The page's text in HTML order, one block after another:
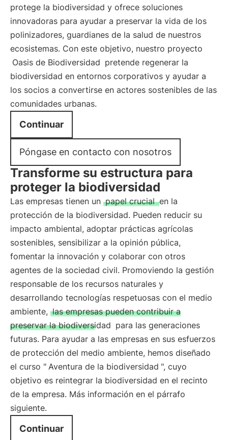
protege la biodiversidad y ofrece soluciones
innovadoras para ayudar a preservar la vida de los
polinizadores, guardianes de la salud de nuestros
ecosistemas. Con este objetivo, nuestro proyecto
Oasis de Biodiversidad pretende regenerar la
biodiversidad en entornos corporativos y ayudar a
los socios a convertirse en actores sostenibles de las
comunidades urbanas.
Continuar
Póngase en contacto con nosotros
Transforme su estructura para
proteger la biodiversidad
Las empresas tienen un papel crucial en la
protección de la biodiversidad. Pueden reducir su
impacto ambiental, adoptar prácticas agrícolas
sostenibles, sensibilizar a la opinión pública,
fomentar la innovación y colaborar con otros
agentes de la sociedad civil. Promoviendo la gestión
responsable de los recursos naturales y
desarrollando tecnologías respetuosas con el medio
ambiente, las empresas pueden contribuir a
preservar la biodiversidad para las generaciones
futuras. Para ayudar a las empresas en sus esfuerzos
de protección del medio ambiente, hemos diseñado
el curso " Aventura de la biodiversidad ", cuyo
objetivo es reintegrar la biodiversidad en el recinto
de la empresa. Más información en el párrafo
siguiente.
Continuar